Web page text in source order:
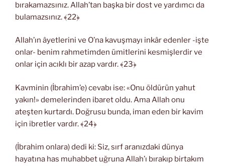
bırakamazsınız. Allah’tan başka bir dost ve yardımcı da
bulamazsınız. ﴾22﴿
Allah’ın âyetlerini ve O’na kavuşmayı inkâr edenler -işte
onlar- benim rahmetimden ümitlerini kesmişlerdir ve
onlar için acıklı bir azap vardır. ﴾23﴿
Kavminin (İbrahim’e) cevabı ise: «Onu öldürün yahut
yakın!» demelerinden ibaret oldu. Ama Allah onu
ateşten kurtardı. Doğrusu bunda, iman eden bir kavim
için ibretler vardır. ﴾24﴿
(İbrahim onlara) dedi ki: Siz, sırf aranızdaki dünya
hayatına has muhabbet uğruna Allah’ı bırakıp birtakım